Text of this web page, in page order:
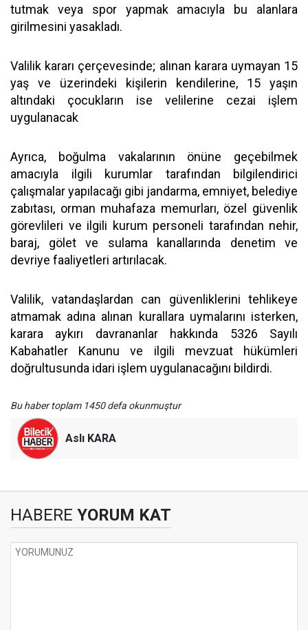
tutmak veya spor yapmak amacıyla bu alanlara
girilmesini yasakladı.
Valilik kararı çerçevesinde; alınan karara uymayan 15
yaş ve üzerindeki kişilerin kendilerine, 15 yaşın
altındaki çocukların ise velilerine cezai işlem
uygulanacak
Ayrıca, boğulma vakalarının önüne geçebilmek
amacıyla ilgili kurumlar tarafından bilgilendirici
çalışmalar yapılacağı gibi jandarma, emniyet, belediye
zabıtası, orman muhafaza memurları, özel güvenlik
görevlileri ve ilgili kurum personeli tarafından nehir,
baraj, gölet ve sulama kanallarında denetim ve
devriye faaliyetleri artırılacak.
Valilik, vatandaşlardan can güvenliklerini tehlikeye
atmamak adına alınan kurallara uymalarını isterken,
karara aykırı davrananlar hakkında 5326 Sayılı
Kabahatler Kanunu ve ilgili mevzuat hükümleri
doğrultusunda idari işlem uygulanacağını bildirdi.
Bu haber toplam 1450 defa okunmuştur
Aslı KARA
HABERE YORUM KAT